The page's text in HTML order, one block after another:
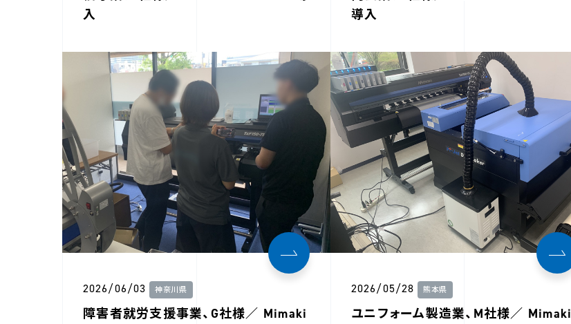
入
導入
2026/06/03 神奈川県
障害者就労支援事業、G社様／ Mimaki
2026/05/28 熊本県
ユニフォーム製造業、M社様／ Mimaki